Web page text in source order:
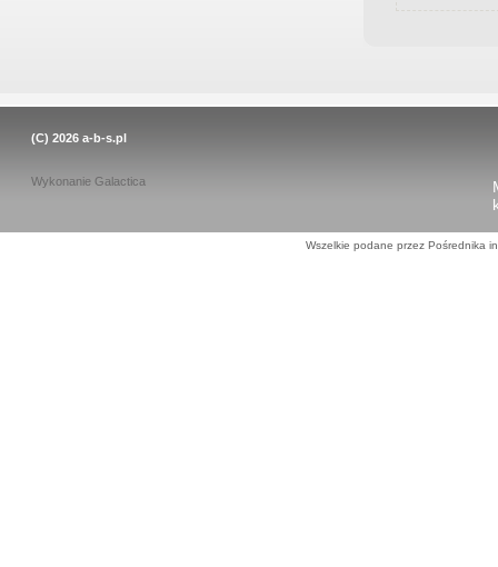
(C) 2026 a-b-s.pl
Wykonanie Galactica
Wszelkie podane przez Pośrednika